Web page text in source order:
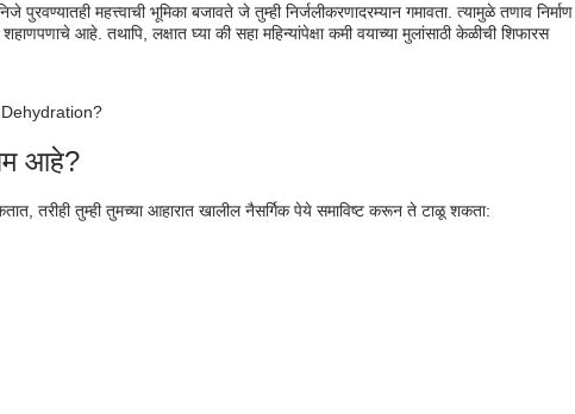
महत्त्वाची भूमिका बजावते जे तुम्ही निर्जलीकरणादरम्यान गमावता. त्यामुळे तणाव निर्माण
आहे. तथापि, लक्षात घ्या की सहा महिन्यांपेक्षा कमी वयाच्या मुलांसाठी केळीची शिफारस
आहे?
तरीही तुम्ही तुमच्या आहारात खालील नैसर्गिक पेये समाविष्ट करून ते टाळू शकता: